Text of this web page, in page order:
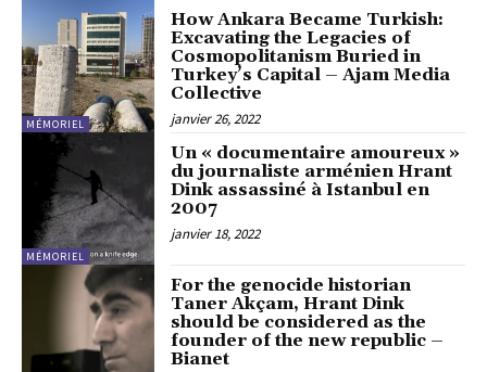
MÉMORIEL
How Ankara Became Turkish:
Excavating the Legacies of
Cosmopolitanism Buried in
Turkey’s Capital – Ajam Media
Collective
janvier 26, 2022
MÉMORIEL
Un « documentaire amoureux »
du journaliste arménien Hrant
Dink assassiné à Istanbul en
2007
janvier 18, 2022
For the genocide historian
Taner Akçam, Hrant Dink
should be considered as the
founder of the new republic –
Bianet